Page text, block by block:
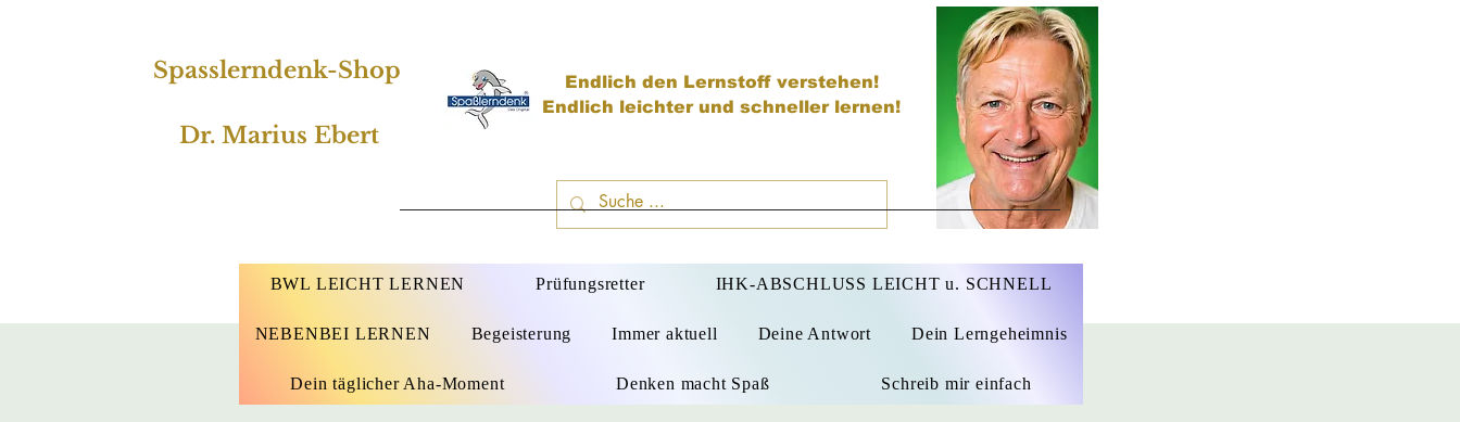
Spasslerndenk-Shop
Dr. Marius Ebert
Endlich den Lernstoff verstehen!
Endlich leichter und schneller lernen!
Dr. Marius Ebert
BWL LEICHT LERNEN Prüfungsretter IHK-ABSCHLUSS LEICHT u. SCHNELL
NEBENBEI LERNEN Begeisterung Immer aktuell Deine Antwort Dein Lerngeheimnis
Dein täglicher Aha-Moment Denken macht Spaß Schreib mir einfach